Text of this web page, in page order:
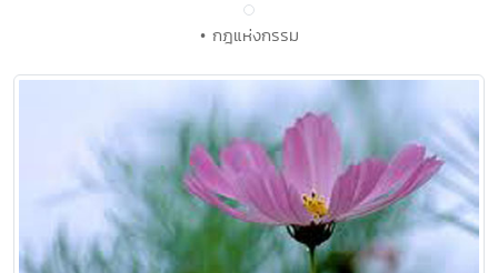
• กฎแห่งกรรม